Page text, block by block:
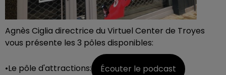
Agnès Ciglia directrice du Virtuel Center de Troyes
vous présente les 3 pôles disponibles:
•Le pôle d'attractions: Écouter le podcast